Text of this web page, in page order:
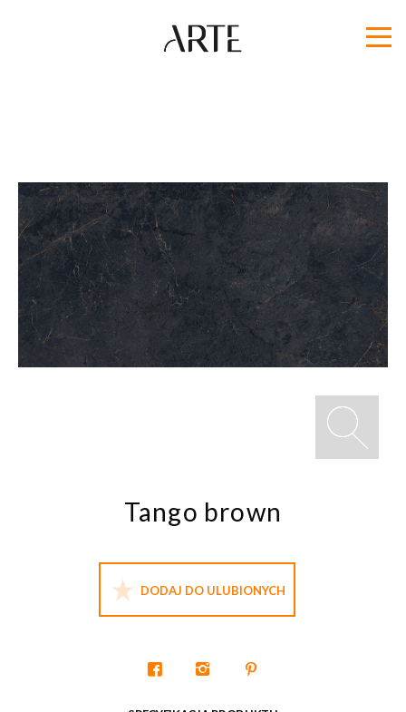
Tango brown
DODAJ DO ULUBIONYCH